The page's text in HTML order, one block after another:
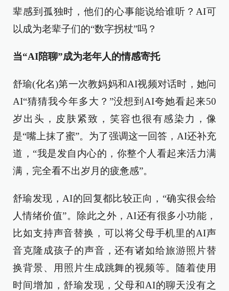
辈感到孤独时，他们的心事能说给谁听？AI可
以成为老辈子们的“数字拐杖”吗？
当“AI陪聊”成为老年人的情感寄托
舒瑜(化名)第一次教妈妈和AI视频对话时，她问
AI“猜猜我今年多大？”没想到AI夸她看起来50
岁出头，皮肤紧致，笑容也很有感染力，像
是“嘴上抹了蜜”。为了强调这一回答，AI还补充
道，“我是发自内心的，你整个人看起来活力满
满，完全看不出岁月的疲惫感”。
舒瑜发现，AI的回复都比较正向，“确实很会给
人情绪价值”。除此之外，AI还有很多小功能，
比如支持声音替换，可以将父母手机里的AI声
音克隆成孩子的声音，还有诸如给旅游照片替
换背景、用照片生成跳舞的视频等。随着使用
时间增加，舒瑜发现，父母和AI的聊天没有之